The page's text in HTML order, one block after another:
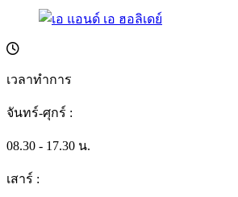
เวลาทำการ
จันทร์-ศุกร์ :
08.30 - 17.30 น.
เสาร์ :